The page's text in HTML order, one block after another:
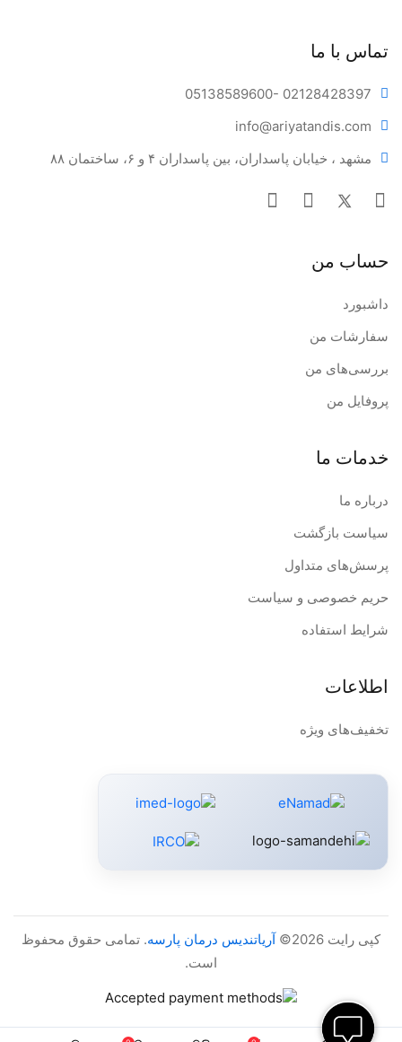
تماس با ما
05138589600- 02128428397
info@ariyatandis.com
مشهد ، خیابان پاسداران، بین پاسداران ۴ و ۶، ساختمان ۸۸
حساب من
داشبورد
سفارشات من
بررسی‌های من
پروفایل من
خدمات ما
درباره ما
سیاست بازگشت
پرسش‌های متداول
حریم خصوصی و سیاست
شرایط استفاده
اطلاعات
تخفیف‌های ویژه
کپی رایت 2026© آریاتندیس درمان پارسه. تمامی حقوق محفوظ
است.